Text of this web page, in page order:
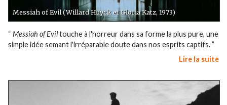
Messiah of Evil (Willard Huyck et Gloria Katz, 1973)
“ Messiah of Eviltouche à l'horreur dans sa forme la plus pure, une
simple idée semant l'irréparable doute dans nos esprits captifs. ”
Lire la suite